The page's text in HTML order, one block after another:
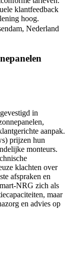
klantfeedback
hoog.
Nederland
in
aanpak.
prijzen hun
monteurs.
klachten over
afspraken en
zich als
maar
en advies op